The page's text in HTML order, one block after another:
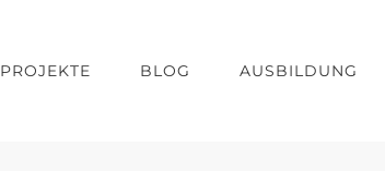
PROJEKTE BLOG AUSBILDUNG